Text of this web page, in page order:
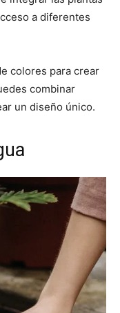
a diferentes
colores para crear
combinar
un diseño único.